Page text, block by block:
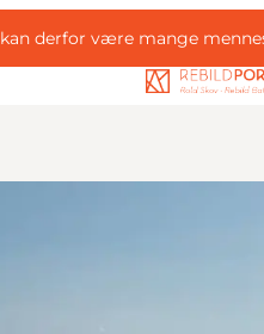
derfor være mange